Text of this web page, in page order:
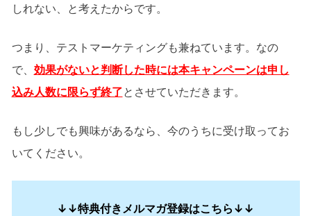
しれない、と考えたからです。
つまり、テストマーケティングも兼ねています。なの
で、 効果がないと判断した時には本キャンペーンは申し
込み人数に限らず終了とさせていただきます。
もし少しでも興味があるなら、今のうちに受け取ってお
いてください。
↓↓特典付きメルマガ登録はこちら↓↓